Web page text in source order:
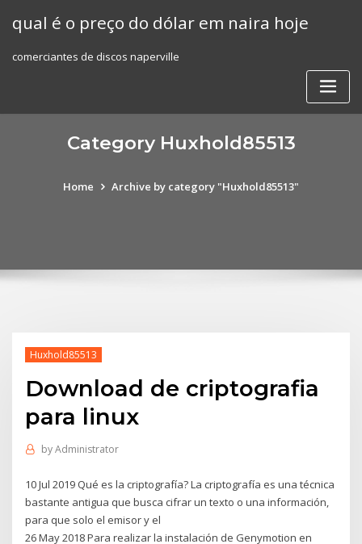
qual é o preço do dólar em naira hoje
comerciantes de discos naperville
Category Huxhold85513
Home Archive by category "Huxhold85513"
Huxhold85513
Download de criptografia
para linux
byAdministrator
10 Jul 2019 Qué es la criptografía? La criptografía es una técnica
bastante antigua que busca cifrar un texto o una información,
para que solo el emisor y el
26 May 2018 Para realizar la instalación de Genymotion en